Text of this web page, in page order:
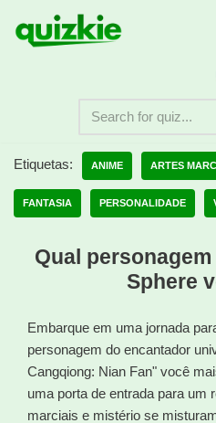
Avançar
Etiquetas: ANIME ARTES
FANTASIA PERSONALIDADE
Qual
Sphere
Embarque em uma jornada
personagem do encantador
Cangqiong: Nian Fan" você
uma porta de entrada para um
marciais e mistério se